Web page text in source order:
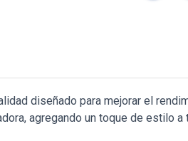
diseñado para mejorar el
agregando un toque de estilo a